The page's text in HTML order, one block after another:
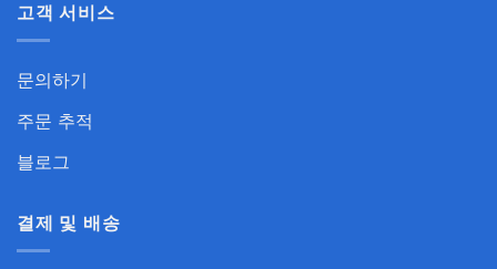
고객 서비스
문의하기
주문 추적
블로그
결제 및 배송